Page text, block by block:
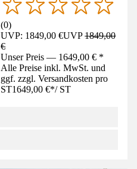
(0)
UVP: 1849,00 €UVP1849,00
€
Unser Preis — 1649,00 € *
Alle Preise inkl. MwSt. und
ggf. zzgl. Versandkosten pro
ST1649,00 €*/ ST